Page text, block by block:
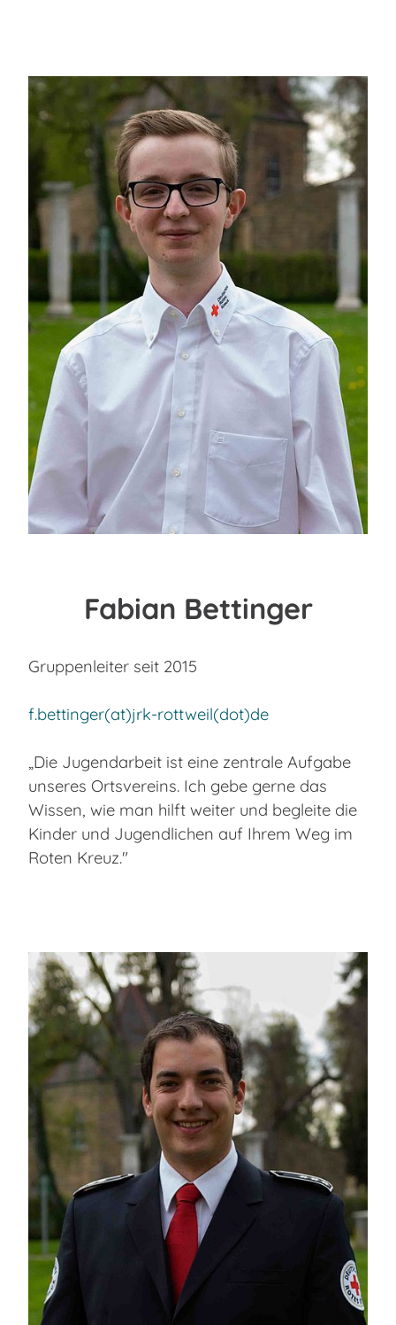
Fabian Bettinger
Gruppenleiter seit 2015
f.bettinger(at)jrk-rottweil(dot)de
„Die Jugendarbeit ist eine zentrale Aufgabe
unseres Ortsvereins. Ich gebe gerne das
Wissen, wie man hilft weiter und begleite die
Kinder und Jugendlichen auf Ihrem Weg im
Roten Kreuz."